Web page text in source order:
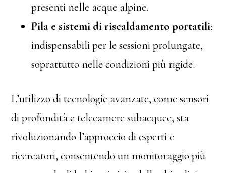
presenti nelle acque alpine.
Pila e sistemi di riscaldamento portatili:
indispensabili per le sessioni prolungate,
soprattutto nelle condizioni più rigide.
L’utilizzo di tecnologie avanzate, come sensori
di profondità e telecamere subacquee, sta
rivoluzionando l’approccio di esperti e
ricercatori, consentendo un monitoraggio più